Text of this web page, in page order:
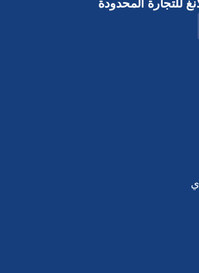
للتجارة المحدودة